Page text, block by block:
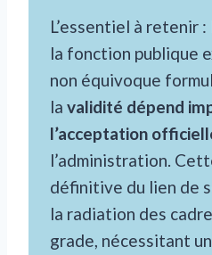
L’essentiel à retenir
la fonction publique
non équivoque
la validité dépend
l’acceptation
l’administration.
définitive du lien de
la radiation des
grade, nécessitant